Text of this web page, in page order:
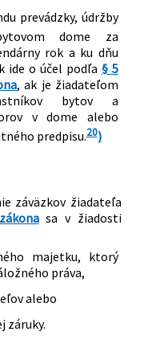
prevádzky, údržby
dome za
rok a ku dňu
ide o účel podľa § 5
, ak je žiadateľom
bytov a
v dome alebo
predpisu.20)
záväzkov žiadateľa
sa v žiadosti
majetku, ktorý
práva,
alebo
záruky.